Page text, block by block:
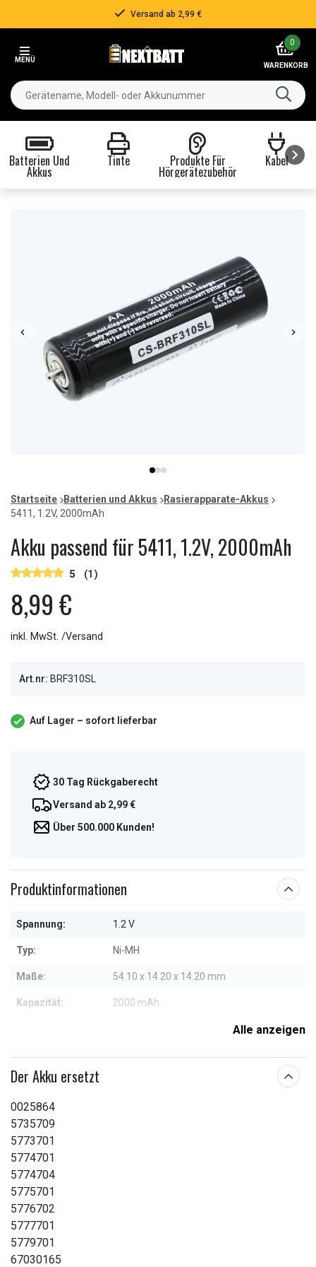
Versand ab 2,99 €
MENÜ
0
WARENKORB
Batterien Und
Akkus
Tinte Produkte Für
Hörgerätezubehör
Kabel
item
0
item
1
item
2
of
3
Startseite Batterien und Akkus
Rasierapparate-Akkus
5411, 1.2V, 2000mAh
Akku passend für 5411, 1.2V, 2000mAh
5 (1)
8,99 €
inkl. MwSt. /Versand
Art.nr: BRF310SL
Auf Lager – sofort lieferbar
30 Tag Rückgaberecht
Versand ab 2,99 €
Über 500.000 Kunden!
Produktinformationen
Spannung: 1.2 V
Typ: Ni-MH
Maße: 54.10 x 14.20 x 14.20 mm
Kapazität: 2000 mAh
Weitere Informationen zu den EigenschaftenAlle anzeigen
Der Akku ersetzt
0025864
5735709
5773701
5774701
5774704
5775701
5776702
5777701
5779701
67030165